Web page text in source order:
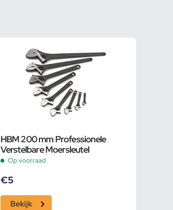
HBM 200 mm Professionele
Verstelbare Moersleutel
Op voorraad
€5
Bekijk